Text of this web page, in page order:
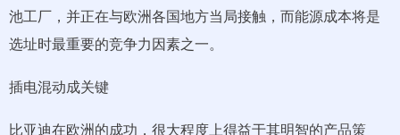
池工厂，并正在与欧洲各国地方当局接触，而能源成本将是
选址时最重要的竞争力因素之一。
插电混动成关键
比亚迪在欧洲的成功，很大程度上得益于其明智的产品策